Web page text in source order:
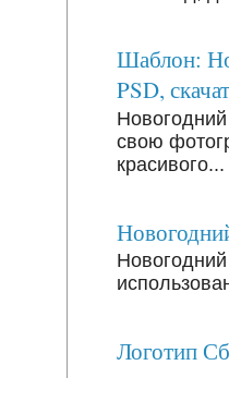
Шаблон:
PSD,
свою
красивого...
Логотип